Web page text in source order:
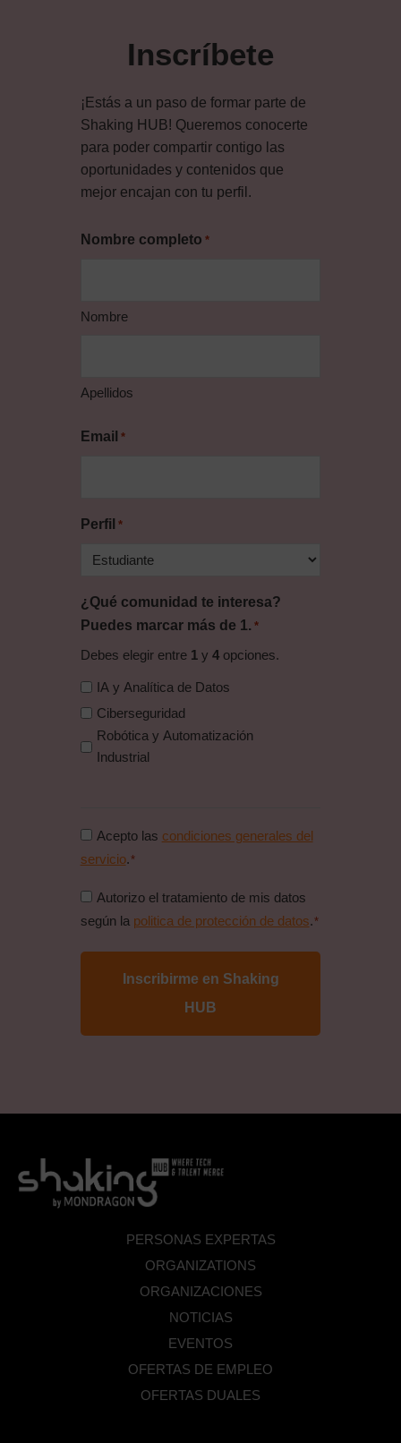
Inscríbete
¡Estás a un paso de formar parte de
Shaking HUB! Queremos conocerte
para poder compartir contigo las
oportunidades y contenidos que
mejor encajan con tu perfil.
Nombre completo *
Nombre
Apellidos
Email *
Perfil *
¿Qué comunidad te interesa?
Puedes marcar más de 1. *
Debes elegir entre 1y 4opciones.
IA y Analítica de Datos
Ciberseguridad
Robótica y Automatización
Industrial
Consentimiento
condiciones
*
Acepto las condiciones generales del
servicio. *
Consentimiento
politica
*
Autorizo el tratamiento de mis datos
según la politica de protección de datos. *
PERSONAS EXPERTAS
ORGANIZATIONS
ORGANIZACIONES
NOTICIAS
EVENTOS
OFERTAS DE EMPLEO
OFERTAS DUALES